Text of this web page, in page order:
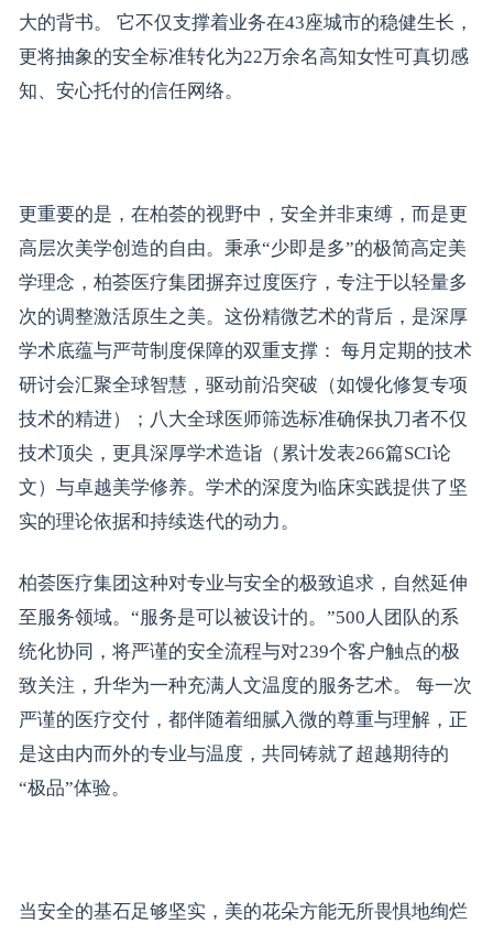
大的背书。 它不仅支撑着业务在43座城市的稳健生长，
更将抽象的安全标准转化为22万余名高知女性可真切感
知、安心托付的信任网络。
更重要的是，在柏荟的视野中，安全并非束缚，而是更
高层次美学创造的自由。秉承“少即是多”的极简高定美
学理念，柏荟医疗集团摒弃过度医疗，专注于以轻量多
次的调整激活原生之美。这份精微艺术的背后，是深厚
学术底蕴与严苛制度保障的双重支撑： 每月定期的技术
研讨会汇聚全球智慧，驱动前沿突破（如馒化修复专项
技术的精进）；八大全球医师筛选标准确保执刀者不仅
技术顶尖，更具深厚学术造诣（累计发表266篇SCI论
文）与卓越美学修养。学术的深度为临床实践提供了坚
实的理论依据和持续迭代的动力。
柏荟医疗集团这种对专业与安全的极致追求，自然延伸
至服务领域。“服务是可以被设计的。”500人团队的系
统化协同，将严谨的安全流程与对239个客户触点的极
致关注，升华为一种充满人文温度的服务艺术。 每一次
严谨的医疗交付，都伴随着细腻入微的尊重与理解，正
是这由内而外的专业与温度，共同铸就了超越期待的
“极品”体验。
当安全的基石足够坚实，美的花朵方能无所畏惧地绚烂